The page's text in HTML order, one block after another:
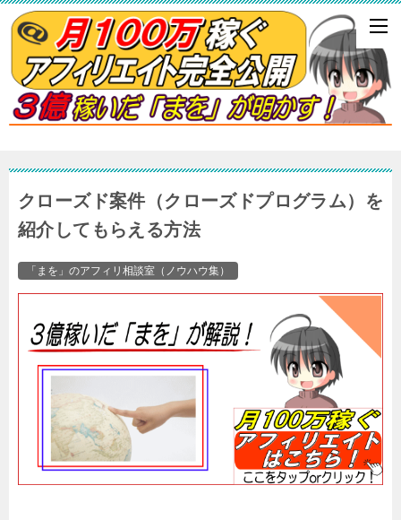
クローズド案件（クローズドプログラム）を
紹介してもらえる方法
「まを」のアフィリ相談室（ノウハウ集）